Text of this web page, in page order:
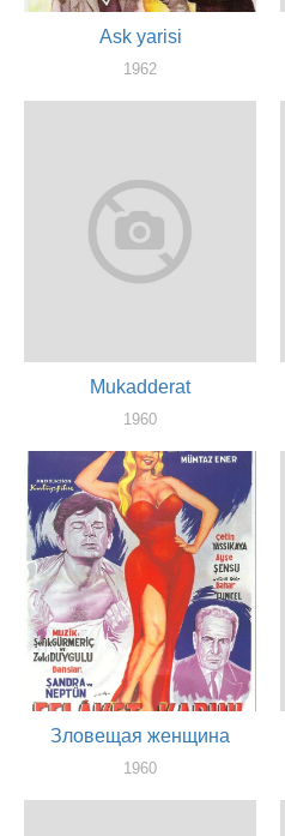
Ask yarisi
1962
Mukadderat
1960
Зловещая женщина
1960